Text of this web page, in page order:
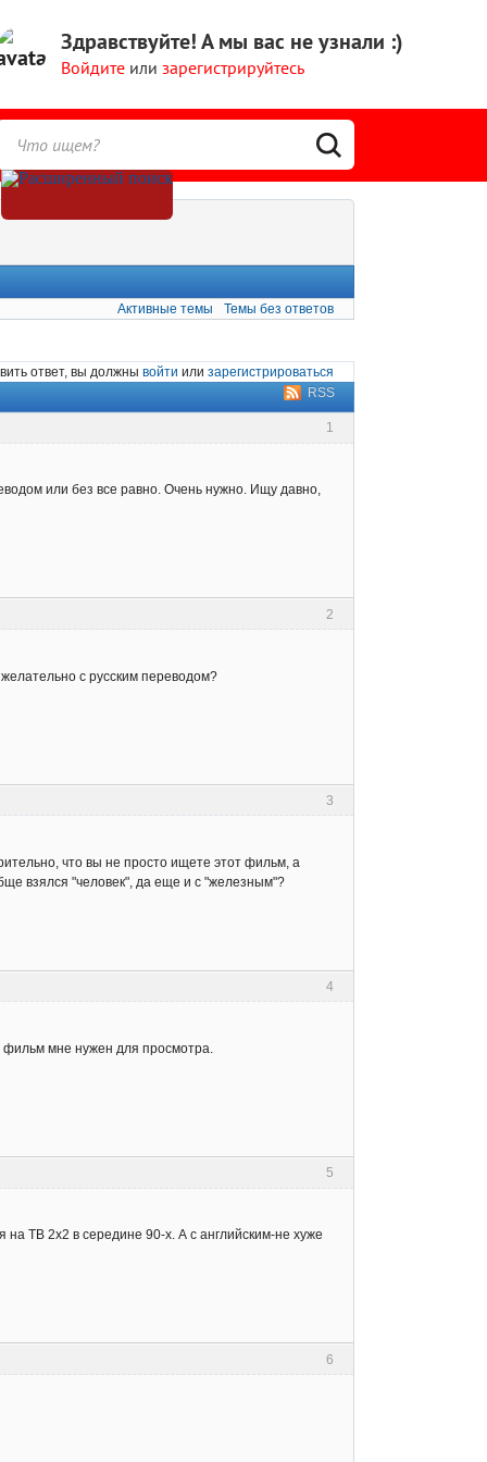
Здравствуйте!А мы вас не узнали :)
Войдите или зарегистрируйтесь
Активные темы Темы без ответов
ответ, вы должны войти или зарегистрироваться
RSS
1
или без все равно. Очень нужно. Ищу давно,
2
с русским переводом?
3
что вы не просто ищете этот фильм, а
взялся "человек", да еще и с "железным"?
4
фильм мне нужен для просмотра.
5
на ТВ 2х2 в середине 90-х. А с английским-не хуже
6